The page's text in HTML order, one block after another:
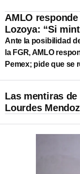
AMLO
Lozoya: “Si
Ante la posibilidad
la FGR, AMLO
Pemex; pide que se
Las mentiras
Lourdes